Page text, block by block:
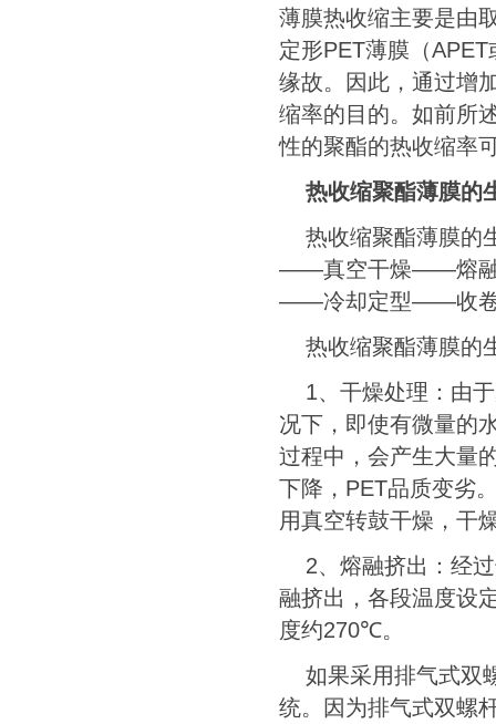
薄膜热收缩主要是由
定形PET薄膜（APET
缘故。因此，通过增
缩率的目的。如前所
性的聚酯的热收缩率
热收缩聚酯薄膜的
热收缩聚酯薄膜的
——真空干燥——熔融
——冷却定型——收
热收缩聚酯薄膜的
1、干燥处理：由
况下，即使有微量的
过程中，会产生大量
下降， PET品质变劣
用真空转鼓干燥，干
2、熔融挤出：经
融挤出，各段温度设
度约270℃。
如果采用排气式双
统。因为排气式双螺